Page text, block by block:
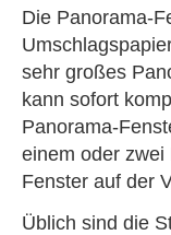
Die Panorama-
sehr großes
kann sofort
Panorama-
einem oder
Fenster auf der
Üblich sind die